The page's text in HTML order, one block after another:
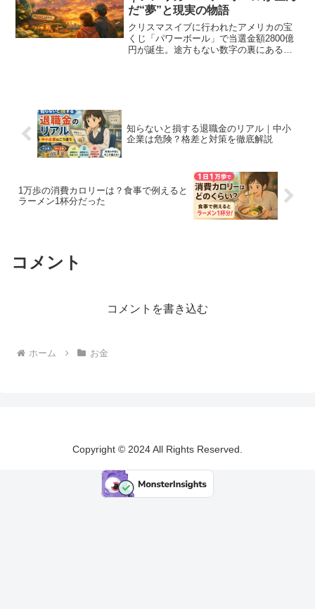
だ“夢”と現実の物語
クリスマスイブに行われたアメリカの宝
くじ「パワーボール」で当選金額2800億
円が誕生。途方もない数字の裏にある
知らないと損する退職金のリアル｜中小
企業は危険？格差と対策を徹底解説
1万歩の消費カロリーは？食事で例えると
ラーメン1杯分だった
コメント
コメントを書き込む
ホーム お金
Copyright © 2024 All Rights Reserved.